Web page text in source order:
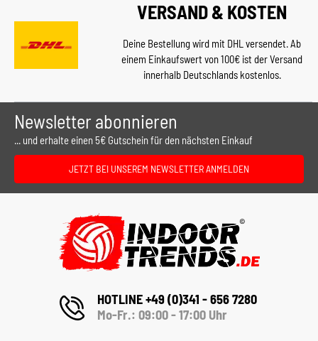
VERSAND & KOSTEN
Deine Bestellung wird mit DHL versendet. Ab
einem Einkaufswert von 100€ ist der Versand
innerhalb Deutschlands kostenlos.
Newsletter abonnieren
... und erhalte einen 5€ Gutschein für den nächsten Einkauf
JETZT BEI UNSEREM NEWSLETTER ANMELDEN
HOTLINE +49 (0)341 - 656 7280
Mo-Fr.: 09:00 - 17:00 Uhr